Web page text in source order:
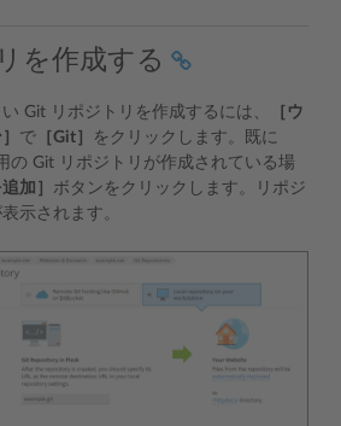
を作成する
Git リポジトリを作成するには、
［ウ
で ［Git］
をクリックします。既に
の Git リポジトリが作成されている場
加］ ボタンをクリックします。リポジ
示されます。